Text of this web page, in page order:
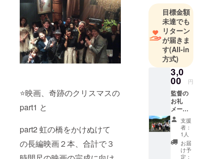
⭐️映画、奇跡のクリスマスの
part1 と
part2 虹の橋をかけぬけて
の長編映画２本、合計で３
目標金額
未達でも
リターン
が届きま
す(All-in
方式)
3,0
00 円
監督の
お礼
メール
監督、
好きな
主演女
優俳優
のサイ
支援
者：
1人
お届
け予
定：